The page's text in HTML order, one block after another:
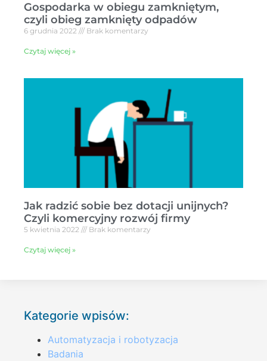
Gospodarka w obiegu zamkniętym,
czyli obieg zamknięty odpadów
6 grudnia 2022 Brak komentarzy
Czytaj więcej »
Jak radzić sobie bez dotacji unijnych?
Czyli komercyjny rozwój firmy
5 kwietnia 2022 Brak komentarzy
Czytaj więcej »
Kategorie wpisów:
Automatyzacja i robotyzacja
Badania